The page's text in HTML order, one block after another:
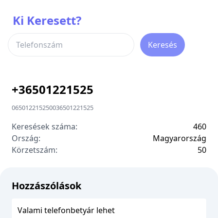
Ki Keresett?
Keresés
+36501221525
065012215250036501221525
Keresések száma:
460
Ország:
Magyarország
Körzetszám:
50
Hozzászólások
Valami telefonbetyár lehet